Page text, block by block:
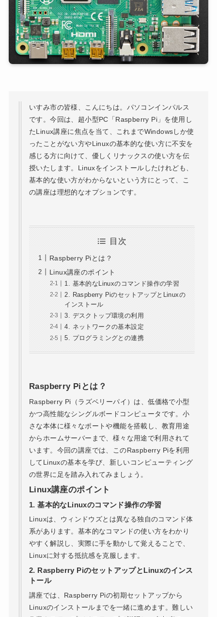
いすみ市の皆様、こんにちは。パソコンインパルス
です。今回は、超小型PC「Raspberry Pi」を使用し
たLinux講座に焦点を当て、これまでWindowsしか使
ったことがない方やLinuxの基本的な使い方に不安を
感じる方に向けて、優しくリナックスの使い方を伝
授いたします。Linuxをインストールしたけれども、
基本的な使い方がわからないという方にとって、こ
の講座は理想的なオプションです。
目次
Raspberry Piとは？
Linux講座のポイント
1. 基本的なLinuxのコマンド操作の学習
2. Raspberry PiのセットアップとLinuxの
インストール
3. デスクトップ環境の利用
4. ネットワークの基本設定
5. プログラミングとの連携
Raspberry Piとは？
Raspberry Pi（ラズベリーパイ）は、低価格で小型
かつ高性能なシングルボードコンピュータです。小
さな本体に様々なポートや機能を搭載し、教育用途
からホームサーバーまで、様々な用途で利用されて
います。今回の講座では、このRaspberry Piを利用
してLinuxの基本を学び、新しいコンピューティング
の世界に足を踏み入れてみましょう。
Linux講座のポイント
1.基本的なLinuxのコマンド操作の学習
Linuxは、ウィンドウズとは異なる独自のコマンド体
系があります。基本的なコマンドの使い方をわかり
やすく解説し、実際に手を動かして覚えることで、
Linuxに対する抵抗感を克服します。
2. Raspberry PiのセットアップとLinuxのインス
トール
講座では、Raspberry Piの初期セットアップから
Linuxのインストールまでを一緒に進めます。難しい